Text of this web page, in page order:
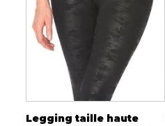
Legging taille haute